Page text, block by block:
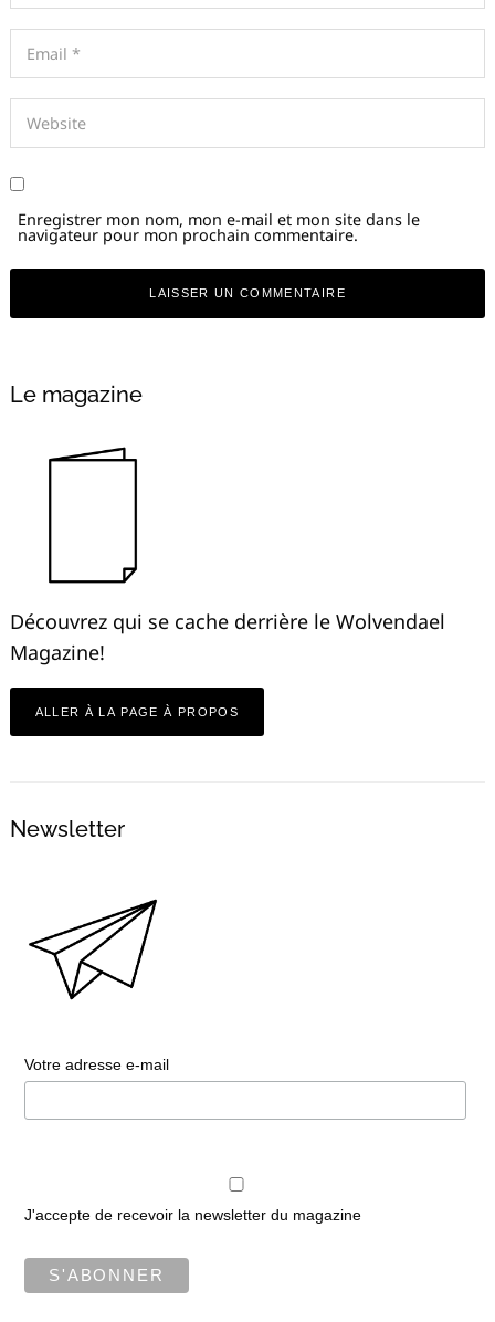
Enregistrer mon nom, mon e-mail et mon site dans le
navigateur pour mon prochain commentaire.
Le magazine
Découvrez qui se cache derrière le Wolvendael
Magazine!
ALLER À LA PAGE À PROPOS
Newsletter
Votre adresse e-mail
J'accepte de recevoir la newsletter du magazine
Recherche
pour